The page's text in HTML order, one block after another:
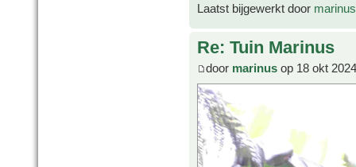
Laatst bijgewerkt door marinus
Re: Tuin Marinus
door marinus op 18 okt